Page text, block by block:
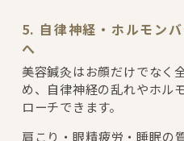
5. 自律神経・ホルモン
へ
美容鍼灸はお顔だけでなく
め、自律神経の乱れやホル
ローチできます。
肩こり・眼精疲労・睡眠の